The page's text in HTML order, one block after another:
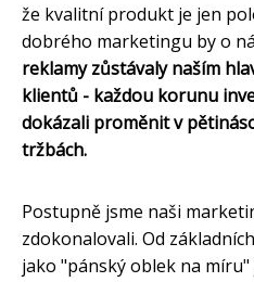
že kvalitní produkt je jen
dobrého marketingu by o
reklamy zůstávaly naším
klientů - každou korunu
dokázali proměnit v
tržbách.
Postupně jsme naši
zdokonalovali. Od
jako "pánský oblek na